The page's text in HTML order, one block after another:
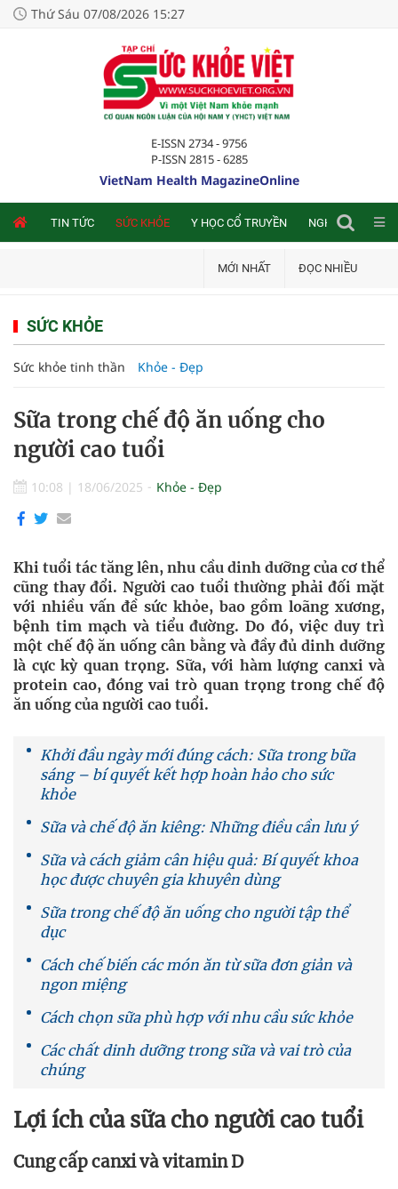
Thứ Sáu 07/08/2026 15:27
E-ISSN 2734 - 9756
P-ISSN 2815 - 6285
VietNam Health MagazineOnline
TIN TỨC SỨC KHỎE Y HỌC CỔ TRUYỀN NGHIÊN CỨU
MỚI NHẤT ĐỌC NHIỀU
SỨC KHỎE
Sức khỏe tinh thần Khỏe - Đẹp
Sữa trong chế độ ăn uống cho
người cao tuổi
10:08 | 18/06/2025 Khỏe - Đẹp
Khi tuổi tác tăng lên, nhu cầu dinh dưỡng của cơ thể
cũng thay đổi. Người cao tuổi thường phải đối mặt
với nhiều vấn đề sức khỏe, bao gồm loãng xương,
bệnh tim mạch và tiểu đường. Do đó, việc duy trì
một chế độ ăn uống cân bằng và đầy đủ dinh dưỡng
là cực kỳ quan trọng. Sữa, với hàm lượng canxi và
protein cao, đóng vai trò quan trọng trong chế độ
ăn uống của người cao tuổi.
Khởi đầu ngày mới đúng cách: Sữa trong bữa
sáng – bí quyết kết hợp hoàn hảo cho sức
khỏe
Sữa và chế độ ăn kiêng: Những điều cần lưu ý
Sữa và cách giảm cân hiệu quả: Bí quyết khoa
học được chuyên gia khuyên dùng
Sữa trong chế độ ăn uống cho người tập thể
dục
Cách chế biến các món ăn từ sữa đơn giản và
ngon miệng
Cách chọn sữa phù hợp với nhu cầu sức khỏe
Các chất dinh dưỡng trong sữa và vai trò của
chúng
Lợi ích của sữa cho người cao tuổi
Cung cấp canxi và vitamin D